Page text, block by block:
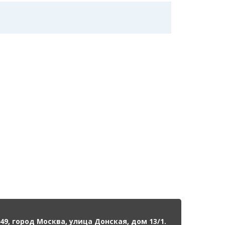
город Москва, улица Донская, дом 13/1.